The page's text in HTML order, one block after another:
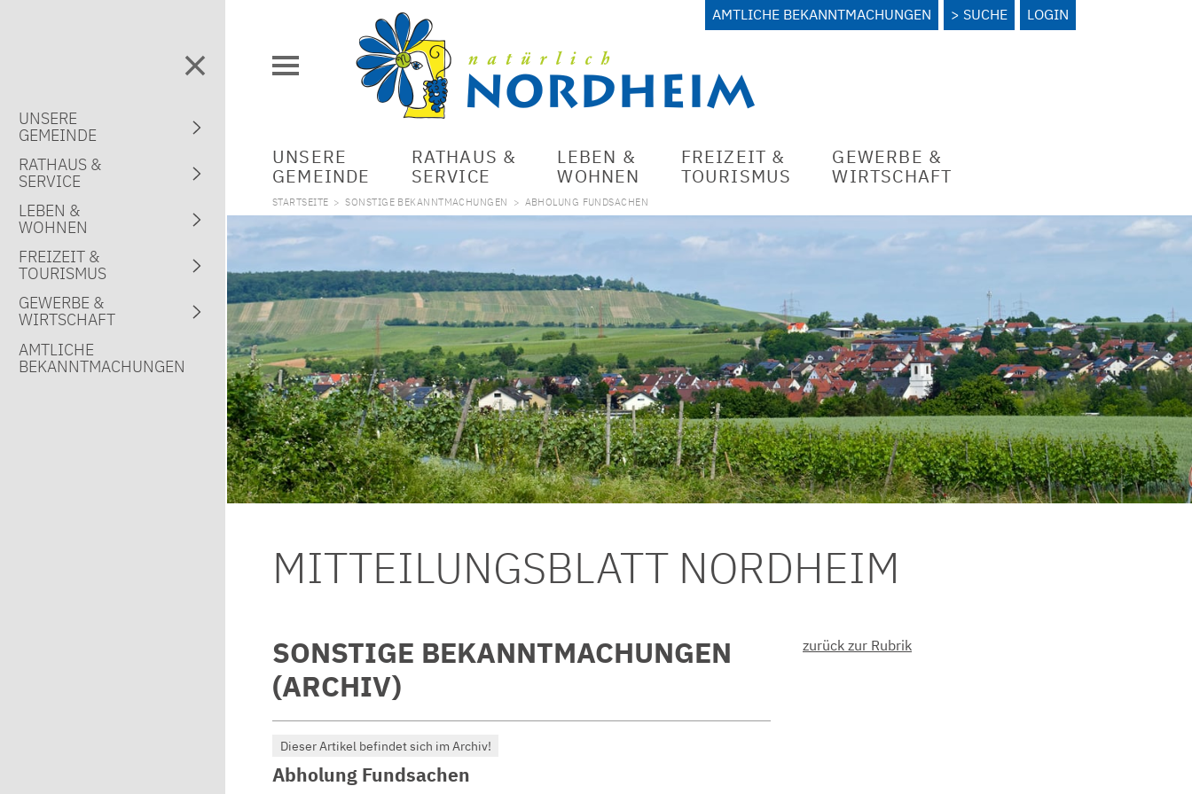
AMTLICHE BEKANNTMACHUNGEN SUCHE LOGIN
UNSERE
GEMEINDE
RATHAUS &
SERVICE
LEBEN &
WOHNEN
FREIZEIT &
TOURISMUS
GEWERBE &
WIRTSCHAFT
STARTSEITE > SONSTIGE BEKANNTMACHUNGEN > ABHOLUNG FUNDSACHEN
MITTEILUNGSBLATT NORDHEIM
SONSTIGE BEKANNTMACHUNGEN
(ARCHIV)
Dieser Artikel befindet sich im Archiv!
Abholung Fundsachen
zurück zur Rubrik
UNSERE
GEMEINDE
RATHAUS &
SERVICE
LEBEN &
WOHNEN
FREIZEIT &
TOURISMUS
GEWERBE &
WIRTSCHAFT
AMTLICHE
BEKANNTMACHUNGEN